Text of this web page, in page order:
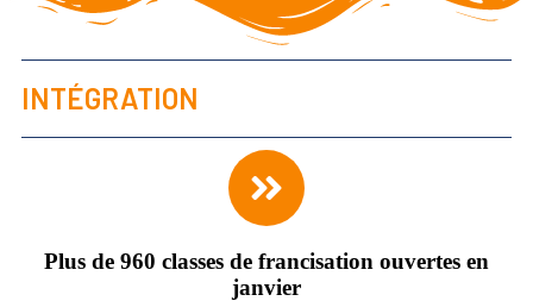
INTÉGRATION
Plus de 960 classes de francisation ouvertes en
janvier